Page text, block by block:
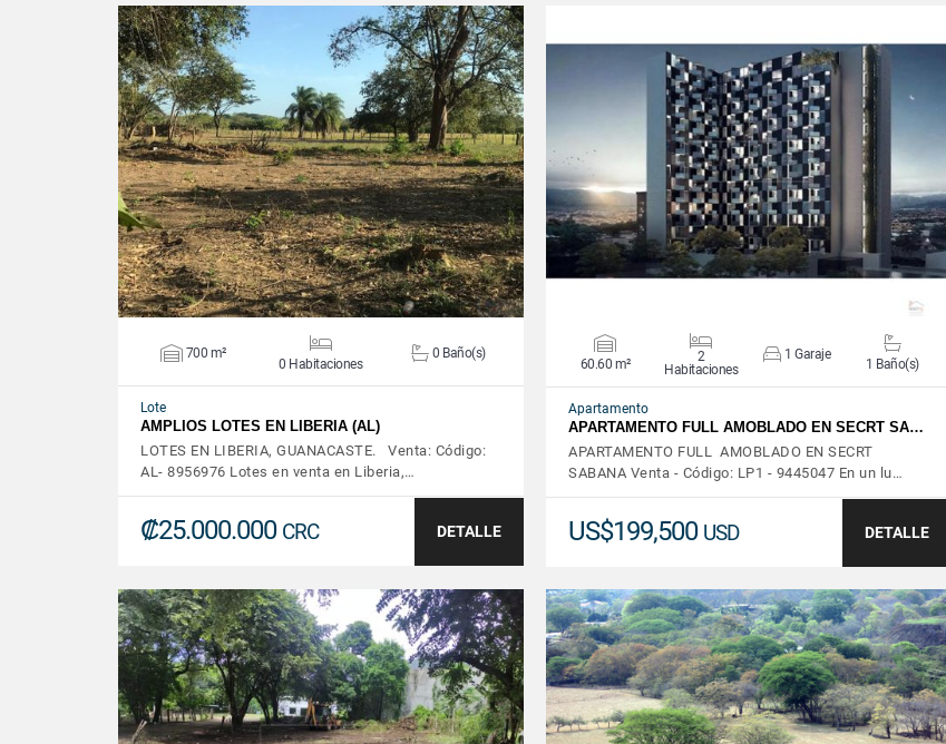
VER DETALLES
700 m²
0 Habitaciones
0 Baño(s)
Lote
AMPLIOS LOTES EN LIBERIA (AL)
LOTES EN LIBERIA, GUANACASTE. Venta: Código:
AL- 8956976 Lotes en venta en Liberia,…
₡25.000.000 CRC DETALLE
VER DETALLES
60.60 m²
2
Habitaciones
1 Garaje
1 Baño(s)
Apartamento
APARTAMENTO FULL AMOBLADO EN SECRT SA…
APARTAMENTO FULL AMOBLADO EN SECRT
SABANA Venta - Código: LP1 - 9445047 En un lu…
US$199,500 USD DETALLE